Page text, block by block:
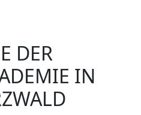
DER
IN